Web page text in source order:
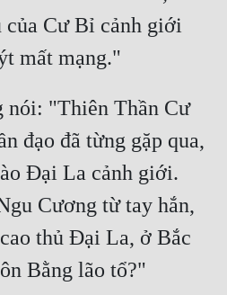
của Cư Bỉ cảnh giới
nói: "Thiên Thần Cư
đạo đã từng gặp qua,
Đại La cảnh giới.
Cương từ tay hắn,
thủ Đại La, ở Bắc